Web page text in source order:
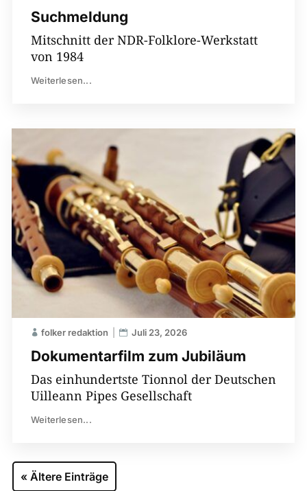
Suchmeldung
Mitschnitt der NDR-Folklore-Werkstatt
von 1984
Weiterlesen...
Dokumentarfilm zum Jubiläum
folker redaktion Juli 23, 2026
Das einhundertste Tionnol der Deutschen
Uilleann Pipes Gesellschaft
Weiterlesen...
« Ältere Einträge